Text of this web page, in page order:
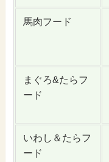
馬肉フード
まぐろ&たらフ
ード
いわし＆たらフ
ード